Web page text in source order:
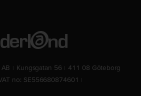
Kungsgatan 56
411 08 Göteborg
no: SE556680874601